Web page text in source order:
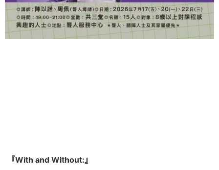
『With and Without:』